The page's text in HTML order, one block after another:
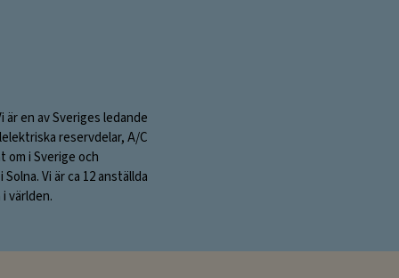
en av Sveriges ledande
reservdelar, A/C
om i Sverige och
Vi är ca 12 anställda
världen.